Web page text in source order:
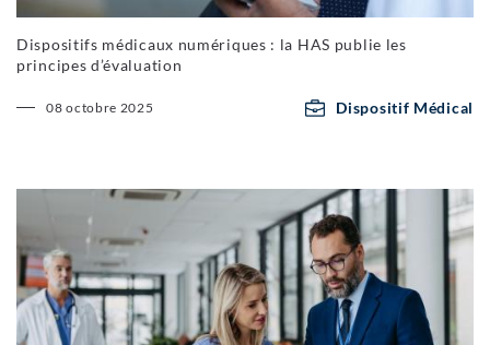
Dispositifs médicaux numériques : la HAS publie les
principes d’évaluation
08 octobre 2025 Dispositif Médical